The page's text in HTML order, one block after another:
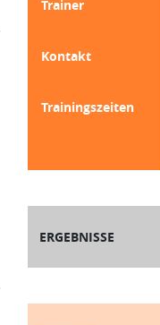
Trainer
Kontakt
Trainingszeiten
ERGEBNISSE